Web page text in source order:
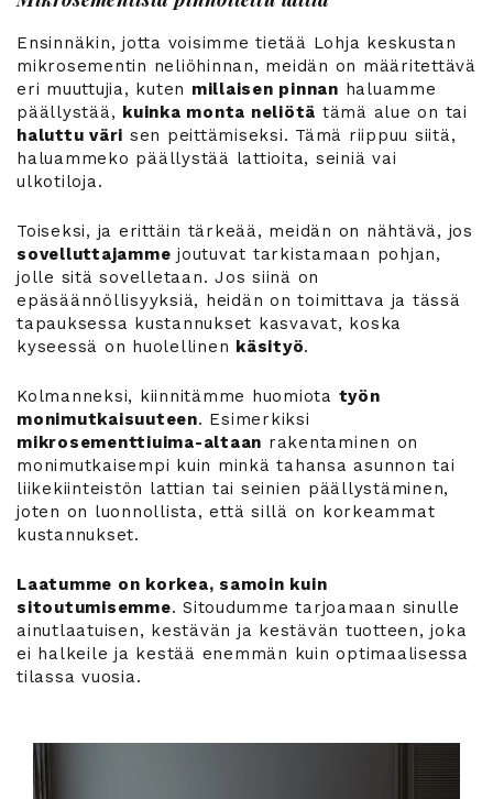
Ensinnäkin, jotta voisimme tietää Lohja keskustan
mikrosementin neliöhinnan, meidän on määritettävä
eri muuttujia, kuten millaisen pinnan haluamme
päällystää, kuinka monta neliötä tämä alue on tai
haluttu väri sen peittämiseksi. Tämä riippuu siitä,
haluammeko päällystää lattioita, seiniä vai
ulkotiloja.
Toiseksi, ja erittäin tärkeää, meidän on nähtävä, jos
sovelluttajamme joutuvat tarkistamaan pohjan,
jolle sitä sovelletaan. Jos siinä on
epäsäännöllisyyksiä, heidän on toimittava ja tässä
tapauksessa kustannukset kasvavat, koska
kyseessä on huolellinen käsityö.
Kolmanneksi, kiinnitämme huomiota työn
monimutkaisuuteen. Esimerkiksi
mikrosementtiuima-altaan rakentaminen on
monimutkaisempi kuin minkä tahansa asunnon tai
liikekiinteistön lattian tai seinien päällystäminen,
joten on luonnollista, että sillä on korkeammat
kustannukset.
Laatumme on korkea, samoin kuin
sitoutumisemme. Sitoudumme tarjoamaan sinulle
ainutlaatuisen, kestävän ja kestävän tuotteen, joka
ei halkeile ja kestää enemmän kuin optimaalisessa
tilassa vuosia.